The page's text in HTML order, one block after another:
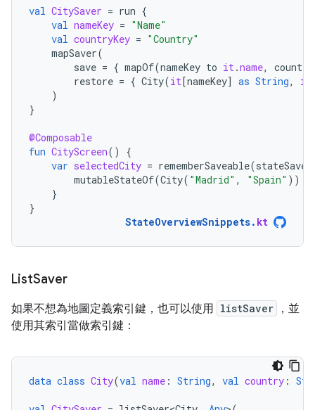
val CitySaver = run {
val nameKey = "Name"
val countryKey = "Country"
mapSaver(
save = { mapOf(nameKey to it .name,
restore = { City(it[nameKey] as String, it
)
}
@Composable
fun CityScreen()
{
var selectedCity = rememberSaveable(stateSaver
mutableStateOf(City( "Madrid" , "Spain" ))
}
}
StateOverviewSnippets. kt
ListSaver
如果不想為地圖定義索引鍵，也可以使用 listSaver
，並
使用其索引當做索引鍵：
data class City(val name : String, val country :